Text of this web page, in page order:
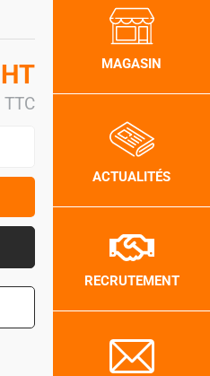
HT
TTC
MAGASIN
ACTUALITÉS
RECRUTEMENT